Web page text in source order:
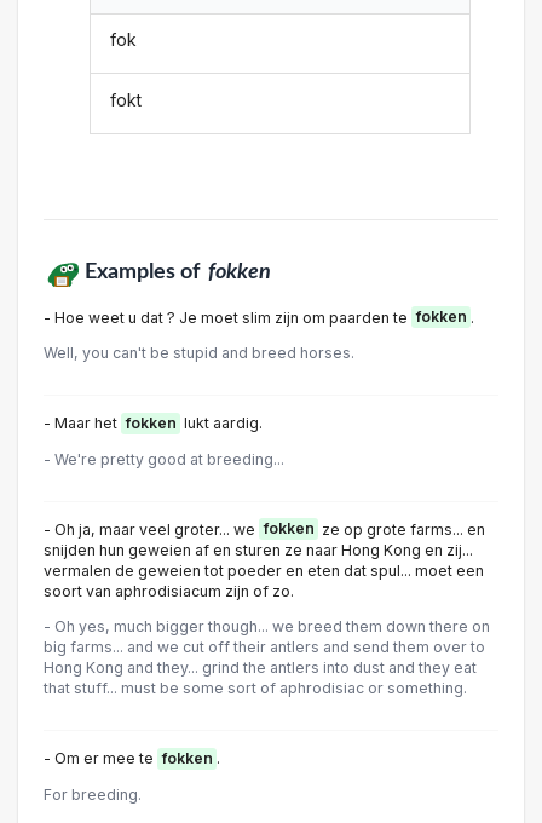
fok
fokt
Examples of fokken
- Hoe weet u dat ? Je moet slim zijn om paarden te fokken .
Well, you can't be stupid and breed horses.
- Maar het fokken lukt aardig.
- We're pretty good at breeding...
- Oh ja, maar veel groter... we fokken ze op grote farms... en
snijden hun geweien af en sturen ze naar Hong Kong en zij...
vermalen de geweien tot poeder en eten dat spul... moet een
soort van aphrodisiacum zijn of zo.
- Oh yes, much bigger though... we breed them down there on
big farms... and we cut off their antlers and send them over to
Hong Kong and they... grind the antlers into dust and they eat
that stuff... must be some sort of aphrodisiac or something.
- Om er mee te fokken .
For breeding.